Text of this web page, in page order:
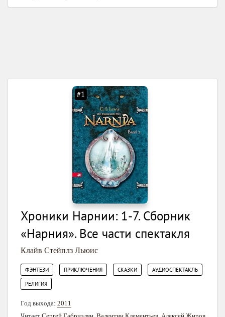
#1
Хроники Нарнии: 1-7. Сборник
«Нарния». Все части спектакля
Клайв Стейплз Льюис
ФЭНТЕЗИ ПРИКЛЮЧЕНИЯ СКАЗКИ АУДИОСПЕКТАКЛЬ
РЕЛИГИЯ
Год выхода: 2011